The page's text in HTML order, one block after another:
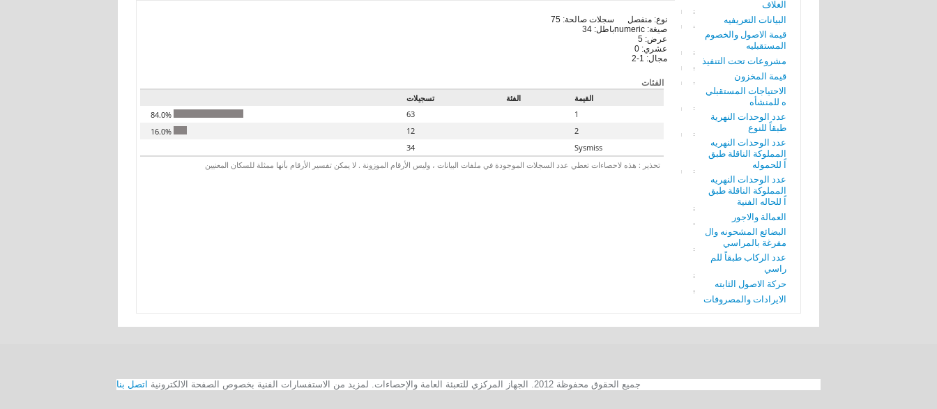
الغلاف
البيانات التعريفيه
قيمة الاصول والخصوم
المستقبليه
مشروعات تحت التنفيذ
قيمة المخزون
الاحتياجات المستقبلي
ه للمنشأه
عدد الوحدات النهرية
طبقاً للنوع
عدد الوحدات النهريه
المملوكة الناقلة طبق
اً للحموله
عدد الوحدات النهريه
المملوكة الناقلة طبق
اً للحاله الفنية
العمالة والاجور
البضائع المشحونه وال
مفرغة بالمراسي
عدد الركاب طبقاً للم
راسي
حركة الاصول الثابته
الايرادات والمصروفات
نوع: منفصل
صيغة: numeric
عرض: 5
عشري: 0
مجال: 1-2
سجلات صالحة: 75
باطل: 34
الفئات
القيمة الفئة
تسجيلات
1
63
2
12
Sysmiss
34
تحذير : هذه لاحصاءات تعطي عدد السجلات الموجودة في ملفات البيانات ، وليس الأرقام الموزونة . لا يمكن تفسير الأرقام بأنها ممثلة للسكان المعنيين
جميع الحقوق محفوظة 2012. الجهاز المركزي للتعبئة العامة والإحصاءات. لمزيد من الاستفسارات الفنية بخصوص الصفحة الالكترونية اتصل بنا